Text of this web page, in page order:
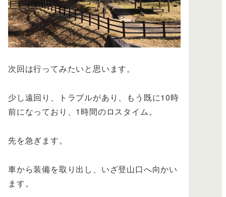
次回は行ってみたいと思います。
少し遠回り、トラブルがあり、もう既に10時
前になっており、1時間のロスタイム。
先を急ぎます。
車から装備を取り出し、いざ登山口へ向かい
ます。